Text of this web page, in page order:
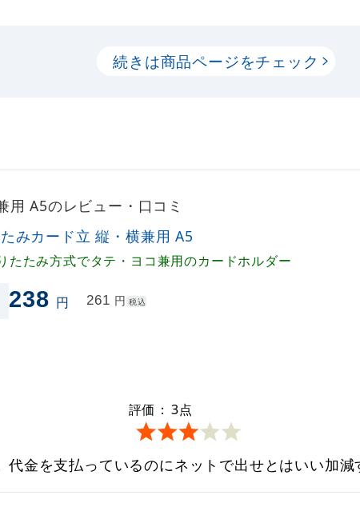
続きは商品ページをチェック
用 A5のレビュー・口コミ
みカード立 縦・横兼用 A5
たたみ方式でタテ・ヨコ兼用のカードホルダー
238 円 261 円 税込
評価： 3点
金を支払っているのにネットで出せとはいい加減